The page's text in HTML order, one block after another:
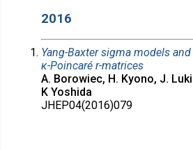
2016
Yang-Baxter sigma models
κ-Poincaré r-matrices
A. Borowiec, H. Kyono, J.
K Yoshida
JHEP04(2016)079